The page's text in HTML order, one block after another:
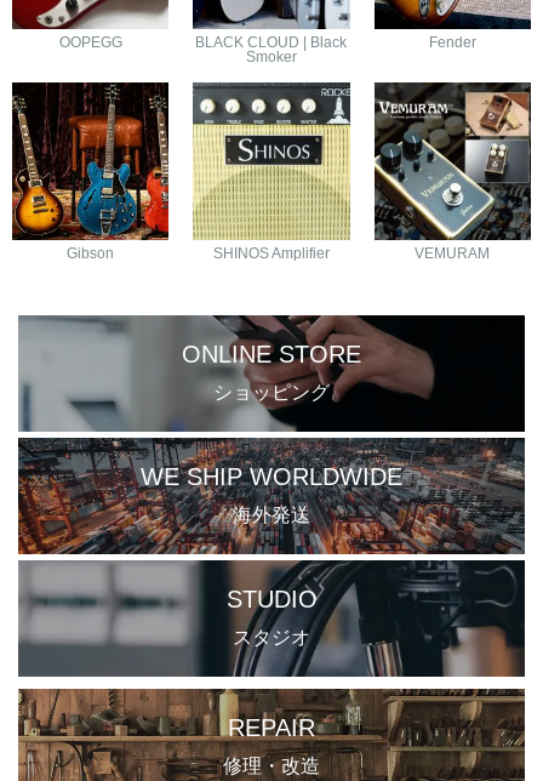
OOPEGG
BLACK CLOUD | Black
Smoker
Fender
Gibson SHINOS Amplifier VEMURAM
ONLINE STORE
ショッピング
WE SHIP WORLDWIDE
海外発送
STUDIO
スタジオ
REPAIR
修理・改造